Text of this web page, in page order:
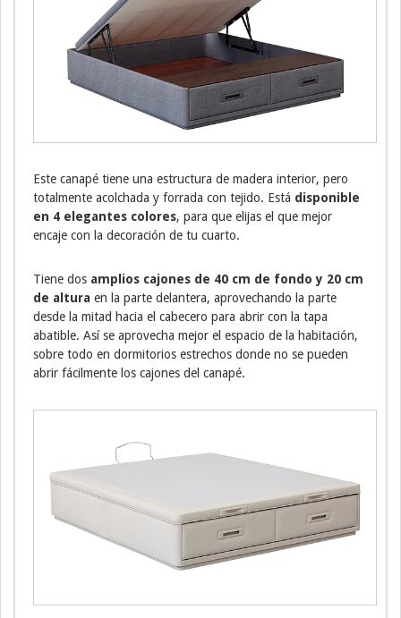
Este canapé tiene una estructura de madera interior, pero
totalmente acolchada y forrada con tejido. Está disponible
en 4 elegantes colores, para que elijas el que mejor
encaje con la decoración de tu cuarto.
Tiene dos amplios cajones de 40 cm de fondo y 20 cm
de altura en la parte delantera, aprovechando la parte
desde la mitad hacia el cabecero para abrir con la tapa
abatible. Así se aprovecha mejor el espacio de la habitación,
sobre todo en dormitorios estrechos donde no se pueden
abrir fácilmente los cajones del canapé.